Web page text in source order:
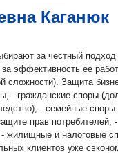
Каганюк
за честный подход
эффективность ее работы!
Защита бизнеса и
(развод,